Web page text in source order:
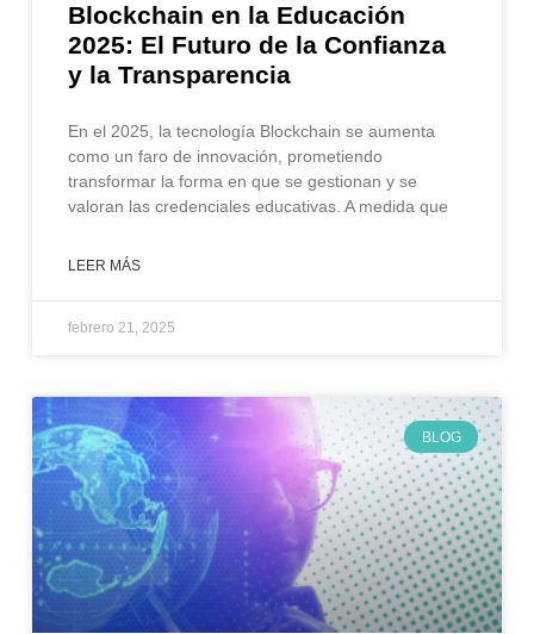
Blockchain en la Educación
2025: El Futuro de la Confianza
y la Transparencia
En el 2025, la tecnología Blockchain se aumenta
como un faro de innovación, prometiendo
transformar la forma en que se gestionan y se
valoran las credenciales educativas. A medida que
LEER MÁS
febrero 21, 2025
BLOG